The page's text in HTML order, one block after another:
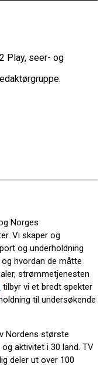
Play, seer- og
Norges
Vi skaper og
og underholdning
hvordan de måtte
strømmetjenesten
tilbyr vi et bredt spekter
til undersøkende
Nordens største
aktivitet i 30 land. TV
deler ut over 100